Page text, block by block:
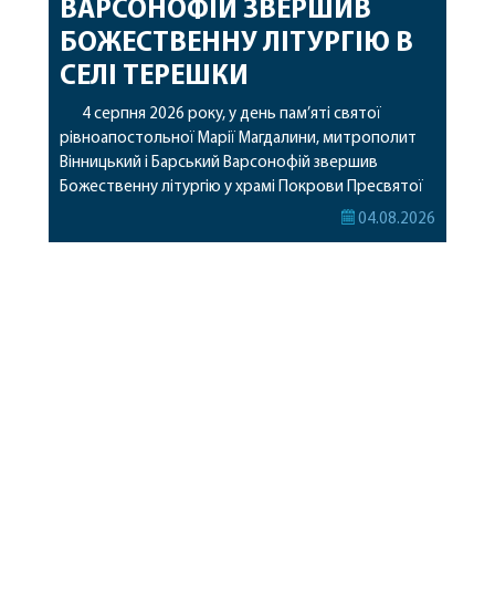
ВАРСОНОФІЙ ЗВЕРШИВ
БОЖЕСТВЕННУ ЛІТУРГІЮ В
СЕЛІ ТЕРЕШКИ
4 серпня 2026 року, у день пам’яті святої
рівноапостольної Марії Магдалини, митрополит
Вінницький і Барський Варсонофій звершив
Божественну літургію у храмі Покрови Пресвятої
Богородиці села Терешки Барського благочиння.
04.08.2026